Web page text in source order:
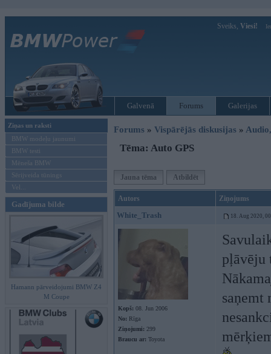
Sveiks, Viesi!
Galvenā Forums Galerijas
Ziņas un raksti
BMW modeļu jaunumi
BMW testi
Mēneša BMW
Sērijveida tūnings
Vel...
Gadījuma bilde
Hamann pārveidojumi BMW Z4
M Coupe
Forums » Vispārējās diskusijas »
Tēma: Auto GPS
Jauna tēma Atbildēt
Autors Ziņojums
White_Trash 18. Aug 2020,
Kopš: 08. Jun 2006
No: Rīga
Ziņojumi: 299
Braucu ar: Toyota
pļāvēju
saņemt